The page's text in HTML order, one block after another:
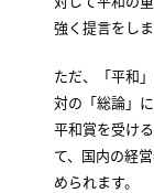
強く提言をしま
ただ、「平和
対の「総論」
平和賞を受け
て、国内の経
められます。